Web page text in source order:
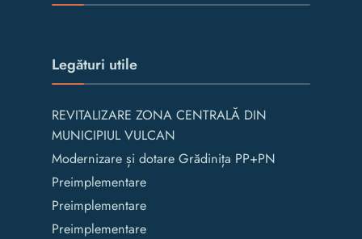
Legături utile
REVITALIZARE ZONA CENTRALĂ DIN
MUNICIPIUL VULCAN
Modernizare și dotare Grădinița PP+PN
Preimplementare
Preimplementare
Preimplementare